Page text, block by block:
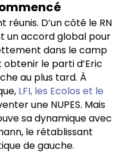
réunis. D’un côté le RN
un accord global pour
dans le camp
le parti d’Eric
au plus tard. À
LFI, les Ecolos et le
une NUPES. Mais
sa dynamique avec
le rétablissant
de gauche.